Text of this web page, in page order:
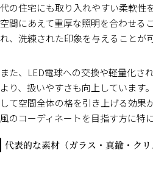
代の住宅にも取り入れやすい柔軟性
空間にあえて重厚な照明を合わせる
れ、洗練された印象を与えることが
また、LED電球への交換や軽量化さ
より、扱いやすさも向上しています
して空間全体の格を引き上げる効果
風のコーディネートを目指す方に特
代表的な素材（ガラス・真鍮・クリ